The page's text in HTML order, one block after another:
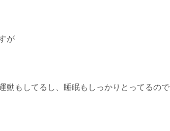
が
動もしてるし、睡眠もしっかりとってるので